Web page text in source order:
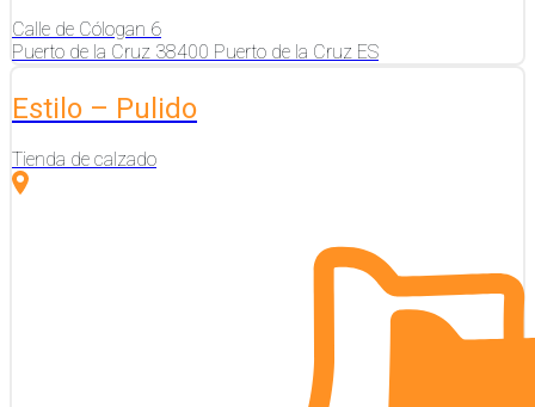
Calle de Cólogan 6
Puerto de la Cruz 38400 Puerto de la Cruz ES
Estilo – Pulido
Tienda de calzado